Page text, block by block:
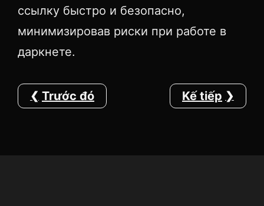
ссылку быстро и безопасно,
минимизировав риски при работе в
даркнете.
Trước đó Kế tiếp